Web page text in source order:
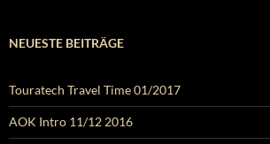
NEUESTE BEITRÄGE
Touratech Travel Time 01/2017
AOK Intro 11/12 2016